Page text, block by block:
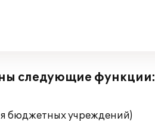
следующие функции:
бюджетных учреждений)